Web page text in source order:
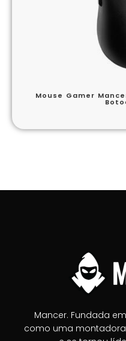
Mouse Gamer
Mancer. Fundada
como uma